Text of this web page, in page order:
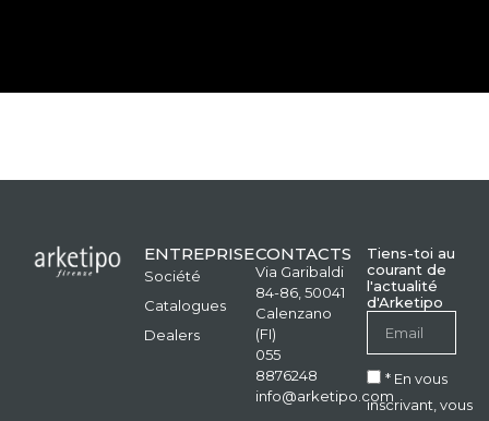
ENTREPRISE
Société
Catalogues
Dealers
CONTACTS
Via Garibaldi
84-86, 50041
Calenzano
(FI)
055
8876248
info@arketipo.com
Tiens-toi au
courant de
l'actualité
d'Arketipo
* En vous
inscrivant, vous